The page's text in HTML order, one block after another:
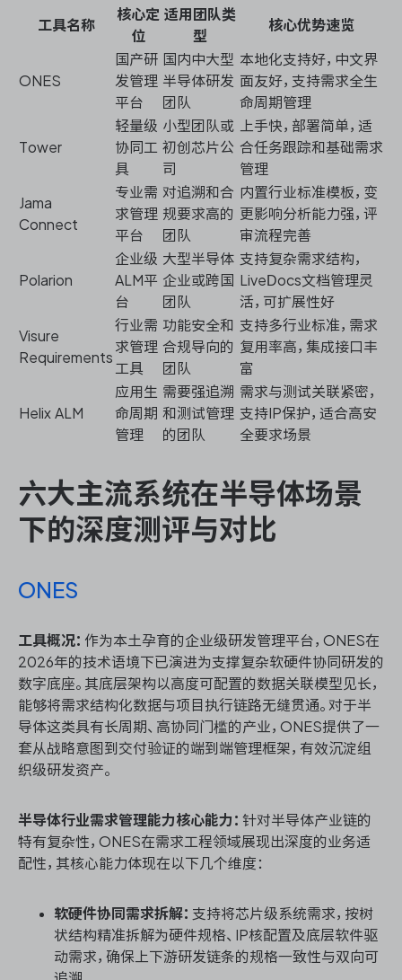
工具名称
核心定
位
适用团队类
型
核心优势速览
ONES
国产研
发管理
平台
国内中大型
半导体研发
团队
本地化支持好，中文界
面友好，支持需求全生
命周期管理
Tower
轻量级
协同工
具
小型团队或
初创芯片公
司
上手快，部署简单，适
合任务跟踪和基础需求
管理
Jama
Connect
专业需
求管理
平台
对追溯和合
规要求高的
团队
内置行业标准模板，变
更影响分析能力强，评
审流程完善
Polarion
企业级
ALM平
台
大型半导体
企业或跨国
团队
支持复杂需求结构，
LiveDocs文档管理灵
活，可扩展性好
Visure
Requirements
行业需
求管理
工具
功能安全和
合规导向的
团队
支持多行业标准，需求
复用率高，集成接口丰
富
Helix ALM
应用生
命周期
管理
需要强追溯
和测试管理
的团队
需求与测试关联紧密，
支持IP保护，适合高安
全要求场景
六大主流系统在半导体场景
下的深度测评与对比
ONES
工具概况： 作为本土孕育的企业级研发管理平台，ONES在
2026年的技术语境下已演进为支撑复杂软硬件协同研发的
数字底座。其底层架构以高度可配置的数据关联模型见长，
能够将需求结构化数据与项目执行链路无缝贯通。对于半
导体这类具有长周期、高协同门槛的产业，ONES提供了一
套从战略意图到交付验证的端到端管理框架，有效沉淀组
织级研发资产。
半导体行业需求管理能力核心能力： 针对半导体产业链的
特有复杂性，ONES在需求工程领域展现出深度的业务适
配性，其核心能力体现在以下几个维度：
软硬件协同需求拆解： 支持将芯片级系统需求，按树
状结构精准拆解为硬件规格、IP核配置及底层软件驱
动需求，确保上下游研发链条的规格一致性与双向可